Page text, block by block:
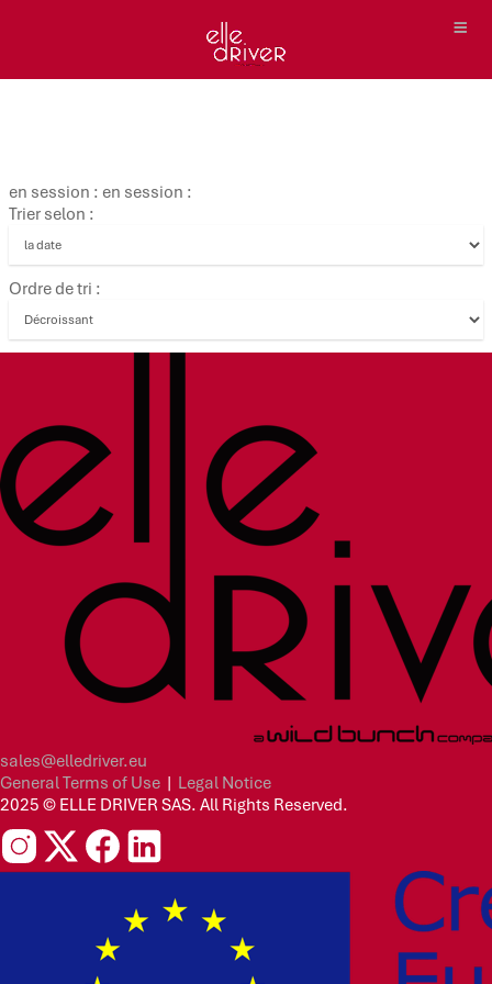
en session : en session :
Trier selon :
Ordre de tri :
sales@elledriver.eu
General Terms of Use | Legal Notice
2025 © ELLE DRIVER SAS. All Rights Reserved.